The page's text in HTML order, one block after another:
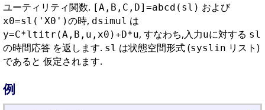
ユーティリティ関数. [A,B,C,D]=abcd(sl) および
x0=sl('X0')の時, dsimul は
y=C*ltitr(A,B,u,x0)+D*u, すなわち,入力uに対する sl
の時間応答 を返します. sl は状態空間形式 (syslin リスト)
であると 仮定されます.
例